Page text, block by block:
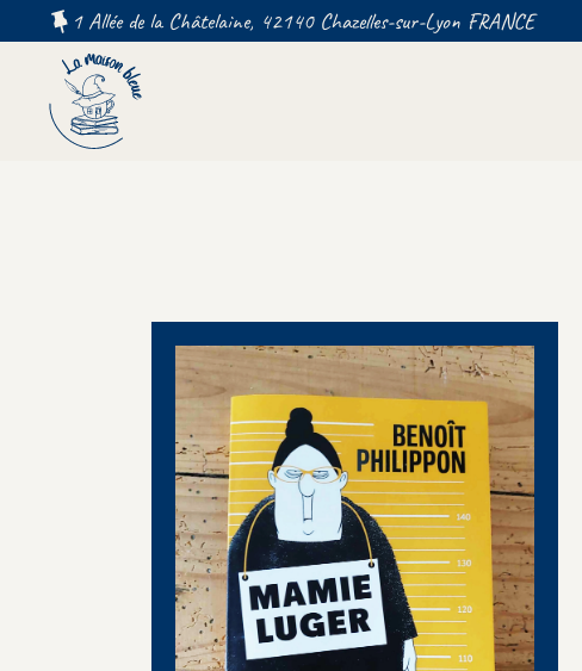
1 Allée de la Châtelaine, 42140 Chazelles-sur-Lyon FRANCE